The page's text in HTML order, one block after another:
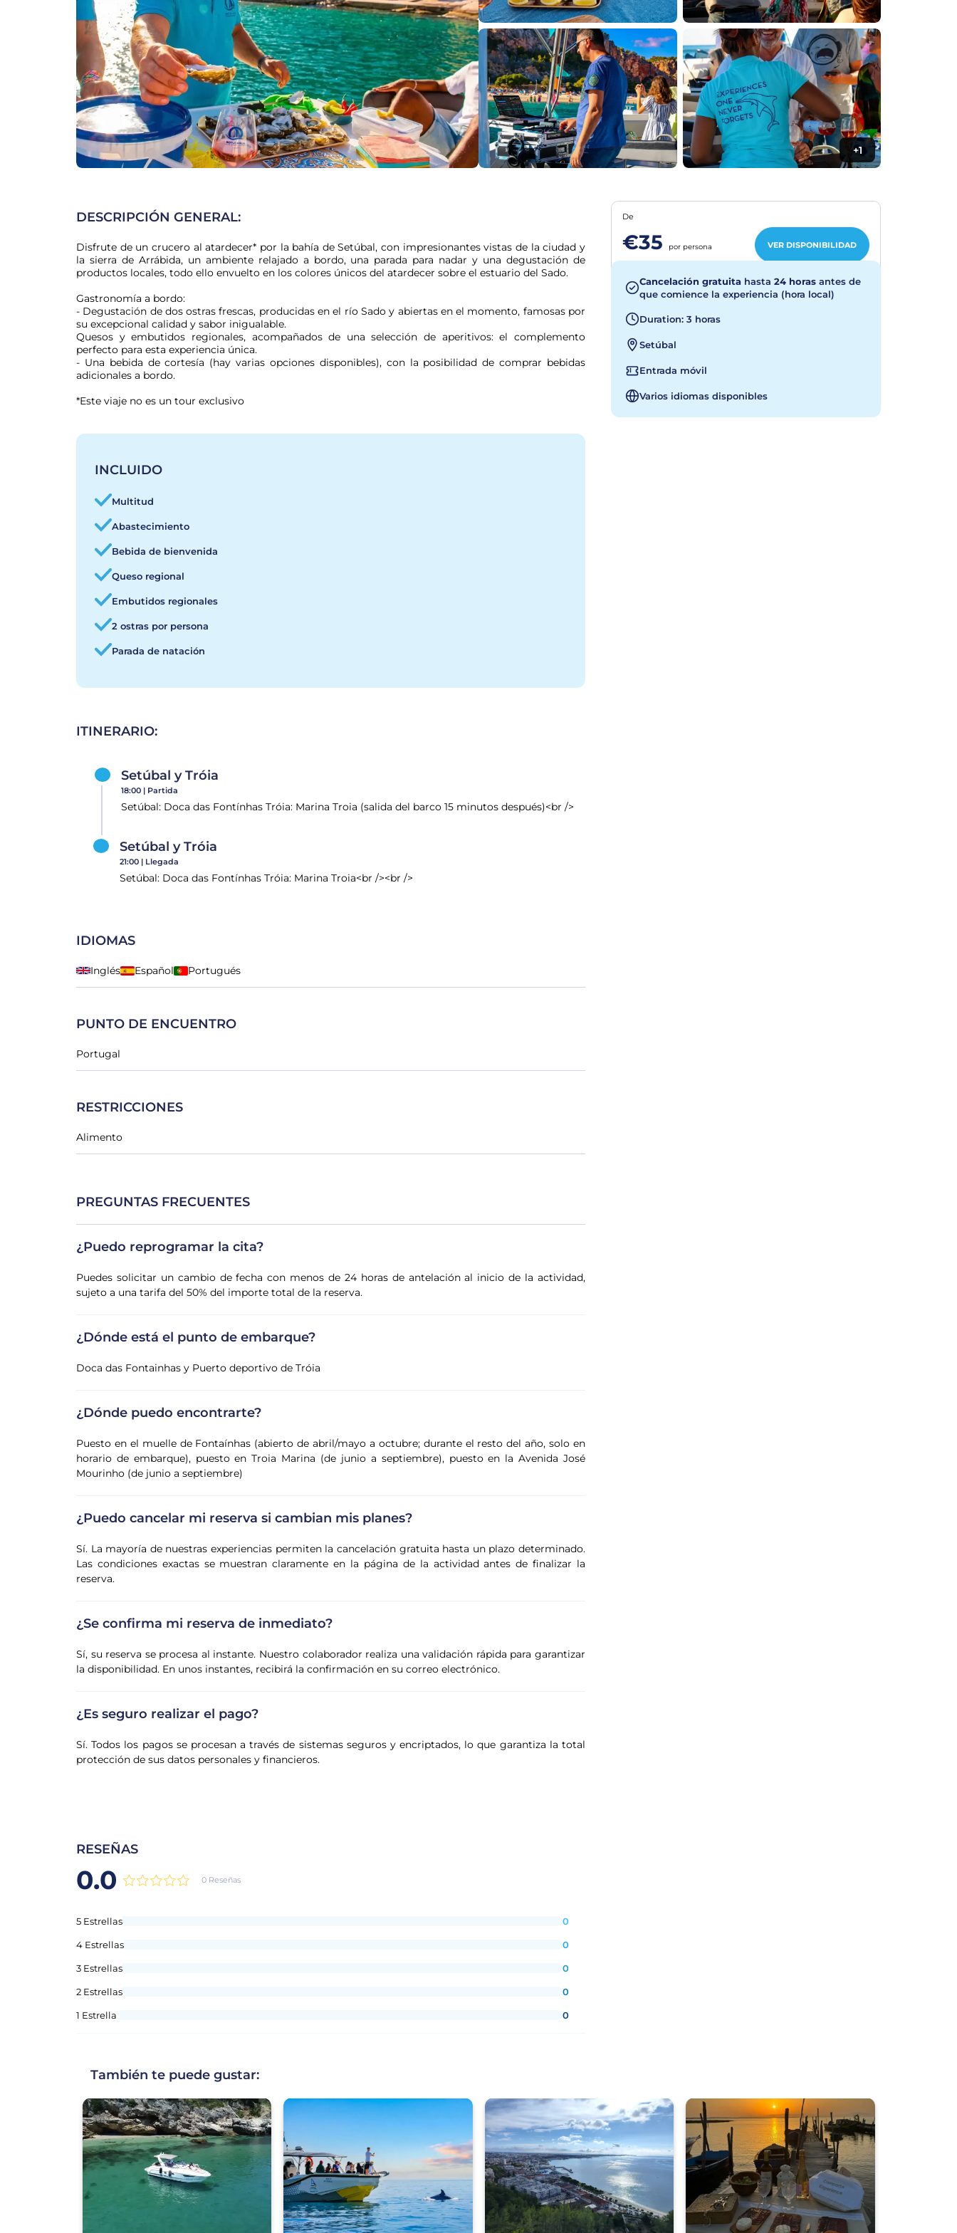
+1
DESCRIPCIÓN GENERAL:
Disfrute de un crucero al atardecer* por la bahía de Setúbal, con impresionantes vistas de la ciudad y
la sierra de Arrábida, un ambiente relajado a bordo, una parada para nadar y una degustación de
productos locales, todo ello envuelto en los colores únicos del atardecer sobre el estuario del Sado.
Gastronomía a bordo:
- Degustación de dos ostras frescas, producidas en el río Sado y abiertas en el momento, famosas por
su excepcional calidad y sabor inigualable.
Quesos y embutidos regionales, acompañados de una selección de aperitivos: el complemento
perfecto para esta experiencia única.
- Una bebida de cortesía (hay varias opciones disponibles), con la posibilidad de comprar bebidas
adicionales a bordo.
*Este viaje no es un tour exclusivo
INCLUIDO
Multitud
Abastecimiento
Bebida de bienvenida
Queso regional
Embutidos regionales
2 ostras por persona
Parada de natación
ITINERARIO:
Setúbal y Tróia
18:00 | Partida
Setúbal: Doca das Fontínhas Tróia: Marina Troia (salida del barco 15 minutos después)<br />
Setúbal y Tróia
21:00 | Llegada
Setúbal: Doca das Fontínhas Tróia: Marina Troia<br /><br />
IDIOMAS
Inglés Español Portugués
PUNTO DE ENCUENTRO
Portugal
RESTRICCIONES
Alimento
PREGUNTAS FRECUENTES
¿Puedo reprogramar la cita?
Puedes solicitar un cambio de fecha con menos de 24 horas de antelación al inicio de la actividad,
sujeto a una tarifa del 50% del importe total de la reserva.
¿Dónde está el punto de embarque?
Doca das Fontainhas y Puerto deportivo de Tróia
¿Dónde puedo encontrarte?
Puesto en el muelle de Fontaínhas (abierto de abril/mayo a octubre; durante el resto del año, solo en
horario de embarque), puesto en Troia Marina (de junio a septiembre), puesto en la Avenida José
Mourinho (de junio a septiembre)
¿Puedo cancelar mi reserva si cambian mis planes?
Sí. La mayoría de nuestras experiencias permiten la cancelación gratuita hasta un plazo determinado.
Las condiciones exactas se muestran claramente en la página de la actividad antes de finalizar la
reserva.
¿Se confirma mi reserva de inmediato?
Sí, su reserva se procesa al instante. Nuestro colaborador realiza una validación rápida para garantizar
la disponibilidad. En unos instantes, recibirá la confirmación en su correo electrónico.
¿Es seguro realizar el pago?
Sí. Todos los pagos se procesan a través de sistemas seguros y encriptados, lo que garantiza la total
protección de sus datos personales y financieros.
RESEÑAS
0.0 0 Reseñas
5 Estrellas 0
4 Estrellas 0
3 Estrellas 0
2 Estrellas 0
1 Estrella 0
De
€35 por persona VER DISPONIBILIDAD
Cancelación gratuita hasta 24 horas antes de
que comience la experiencia (hora local)
Duration: 3 horas
Setúbal
Entrada móvil
Varios idiomas disponibles
También te puede gustar: